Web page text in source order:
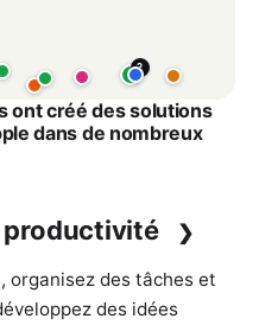
2
ont créé des solutions
dans de nombreux
productivité
, organisez des tâches et
des idées